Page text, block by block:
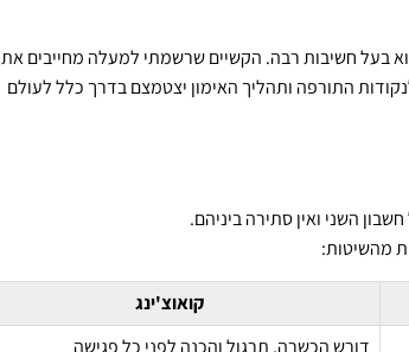
בעל חשיבות רבה. הקשיים שרשמתי למעלה מחייבים את
התורפה ותהליך האימון יצטמצם בדרך כלל לעולם
השני ואין סתירה ביניהם.
מהשיטות:
קואוצ'ינג
דורש הכשרה, תרגול והכנה לפני כל פגישה